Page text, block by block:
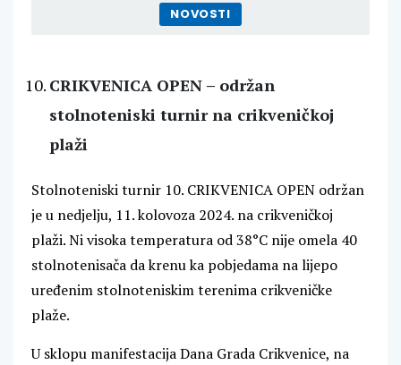
NOVOSTI
CRIKVENICA OPEN – održan
stolnoteniski turnir na crikveničkoj
plaži
Stolnoteniski turnir 10. CRIKVENICA OPEN održan
je u nedjelju, 11. kolovoza 2024. na crikveničkoj
plaži. Ni visoka temperatura od 38°C nije omela 40
stolnotenisača da krenu ka pobjedama na lijepo
uređenim stolnoteniskim terenima crikveničke
plaže.
U sklopu manifestacija Dana Grada Crikvenice, na